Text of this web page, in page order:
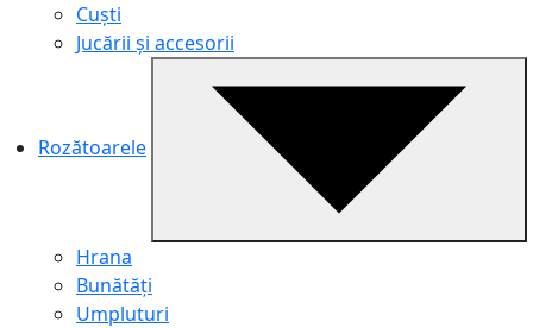
Cuști
Jucării și accesorii
Rozătoarele
Hrana
Bunătăți
Umpluturi